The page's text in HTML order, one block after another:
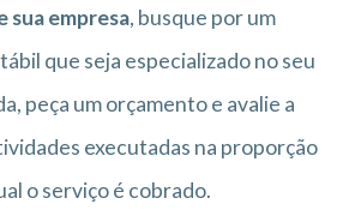
sua empresa, busque por um
que seja especializado no seu
peça um orçamento e avalie a
executadas na proporção
o serviço é cobrado.